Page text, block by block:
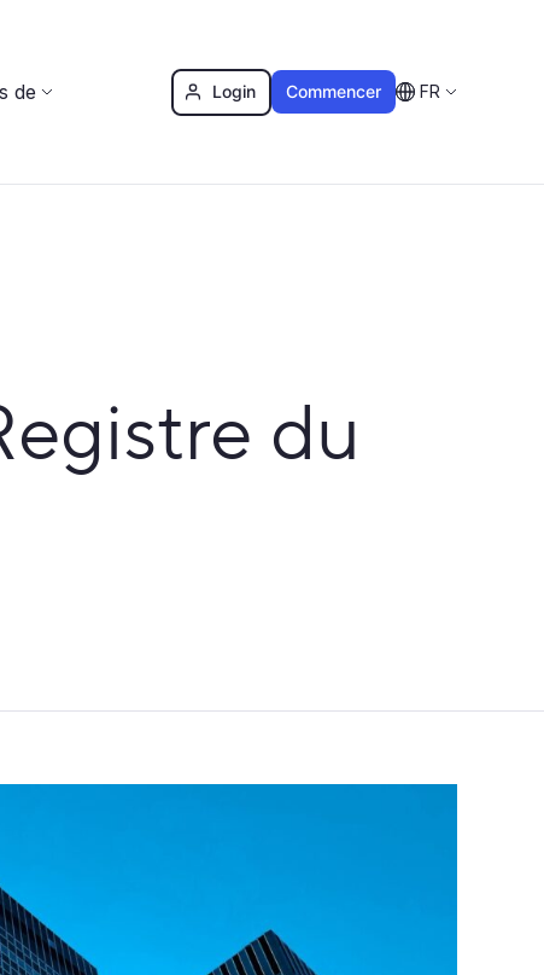
de Login Commencer FR
du